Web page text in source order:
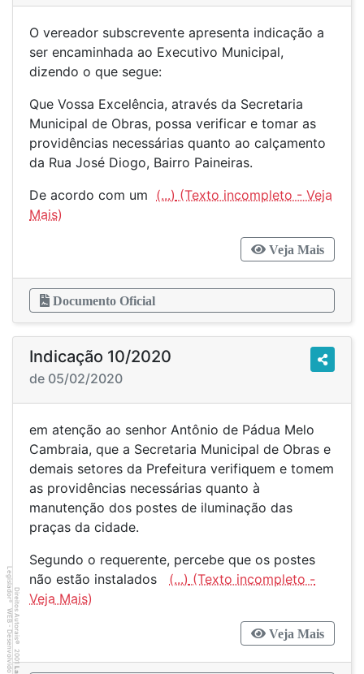
O vereador subscrevente apresenta indicação a
ser encaminhada ao Executivo Municipal,
dizendo o que segue:
Que Vossa Excelência, através da Secretaria
Municipal de Obras, possa verificar e tomar as
providências necessárias quanto ao calçamento
da Rua José Diogo, Bairro Paineiras.
De acordo com um (...)
Veja Mais
Documento Oficial
Indicação 10/2020
de 05/02/2020
em atenção ao senhor Antônio de Pádua Melo
Cambraia, que a Secretaria Municipal de Obras e
demais setores da Prefeitura verifiquem e tomem
as providências necessárias quanto à
manutenção dos postes de iluminação das
praças da cidade.
Segundo o requerente, percebe que os postes
não estão instalados (...)
Veja Mais
Direitos Autorais
©
2001
Legislador
®
WEB - Desenvolvido por